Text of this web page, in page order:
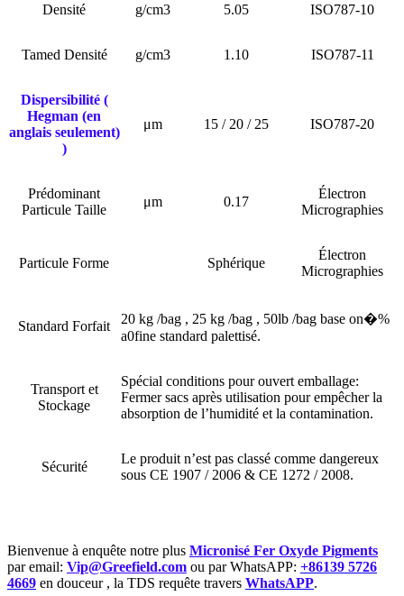
Densité g/cm3 5.05 ISO787-10
Tamed Densité g/cm3 1.10 ISO787-11
Dispersibilité (
Hegman (en
anglais seulement)
)
μm 15 / 20 / 25 ISO787-20
Prédominant
Particule Taille
μm 0.17
Électron
Micrographies
Particule Forme Sphérique
Électron
Micrographies
Standard Forfait
20 kg /bag , 25 kg /bag , 50lb /bag base on�%
a0fine standard palettisé.
Transport et
Stockage
Spécial conditions pour ouvert emballage:
Fermer sacs après utilisation pour empêcher la
absorption de l’humidité et la contamination.
Sécurité
Le produit n’est pas classé comme dangereux
sous CE 1907 / 2006 & CE 1272 / 2008.
Bienvenue à enquête notre plus Micronisé Fer Oxyde Pigments
par email: Vip@Greefield.com ou par WhatsAPP: +86139 5726
4669 en douceur , la TDS requête travers WhatsAPP.